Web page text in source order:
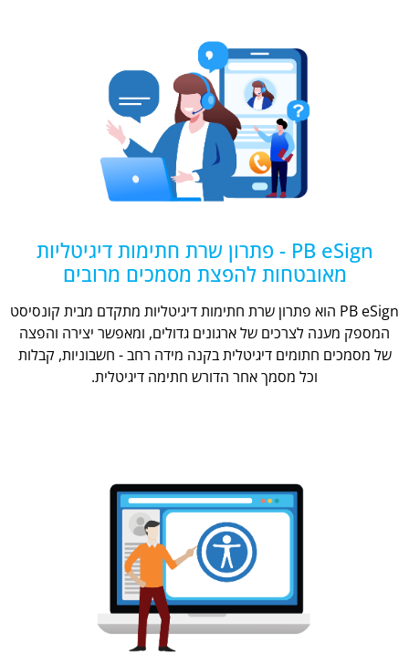
PB eSign - פתרון שרת חתימות דיגיטליות
מאובטחות להפצת מסמכים מרובים
PB eSign הוא פתרון שרת חתימות דיגיטליות מתקדם מבית קונסיסט
המספק מענה לצרכים של ארגונים גדולים, ומאפשר יצירה והפצה
של מסמכים חתומים דיגיטלית בקנה מידה רחב - חשבוניות, קבלות
וכל מסמך אחר הדורש חתימה דיגיטלית.